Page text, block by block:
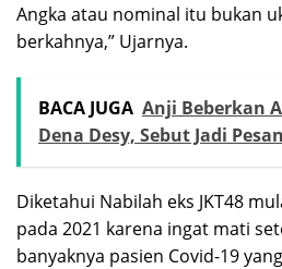
Angka atau nominal itu bukan
berkahnya,” Ujarnya.
BACA JUGA Anji Beberkan
Dena Desy, Sebut Jadi
Diketahui Nabilah eks JKT48
pada 2021 karena ingat mati
banyaknya pasien Covid-19